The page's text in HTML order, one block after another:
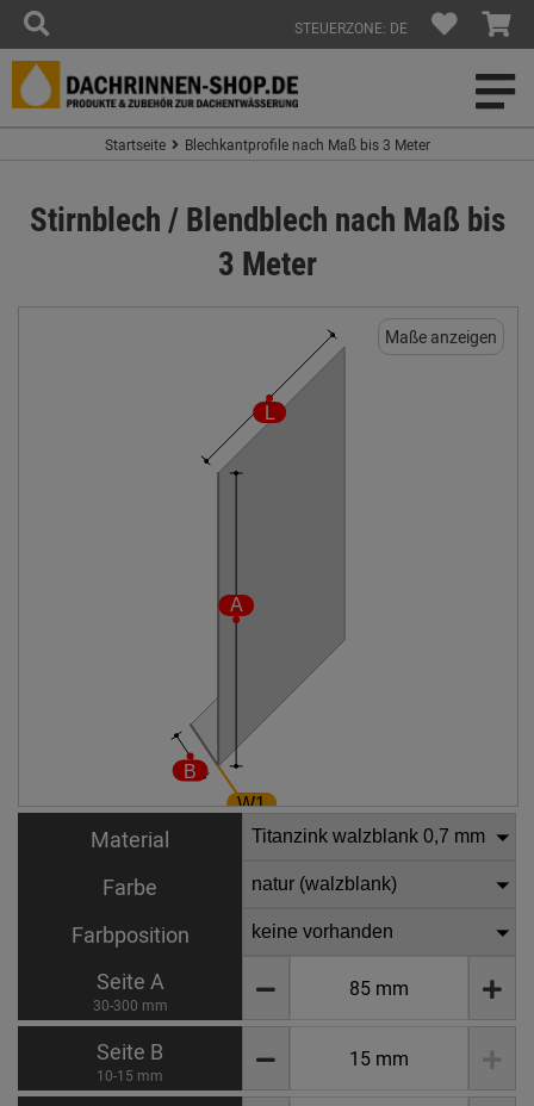
STEUERZONE: DE
Startseite Blechkantprofile nach Maß bis 3 Meter
Stirnblech / Blendblech nach Maß bis
3 Meter
Maße anzeigen
Material
Farbe
Farbposition
Seite A
30-300 mm
Seite B
10-15 mm